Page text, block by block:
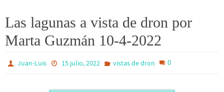
Las lagunas a vista de dron por
Marta Guzmán 10-4-2022
Juan-Luis 15 julio, 2022 vistas de dron 0